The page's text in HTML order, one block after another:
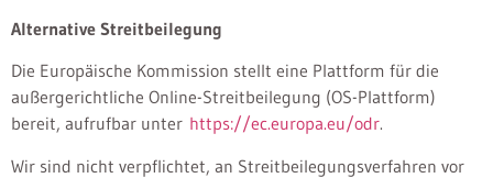
Alternative Streitbeilegung
Die Europäische Kommission stellt eine Plattform für die
außergerichtliche Online-Streitbeilegung (OS-Plattform)
bereit, aufrufbar unter https://ec.europa.eu/odr.
Wir sind nicht verpflichtet, an Streitbeilegungsverfahren vor